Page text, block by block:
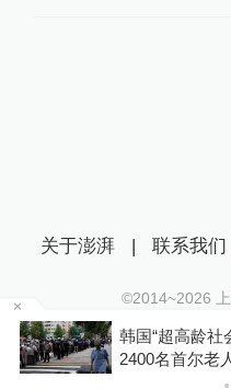
韩国“超高龄社
2400名首尔老
关于澎湃 | 联系我们
©2014~2026
沪ICP证：沪B2-
互联网新闻信息服
沪公网安